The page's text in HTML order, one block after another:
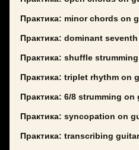
Практика: minor chords on
Практика: dominant
Практика: shuffle
Практика: triplet rhythm on
Практика: 6/8 strumming on
Практика: syncopation on
Практика: transcribing guitar